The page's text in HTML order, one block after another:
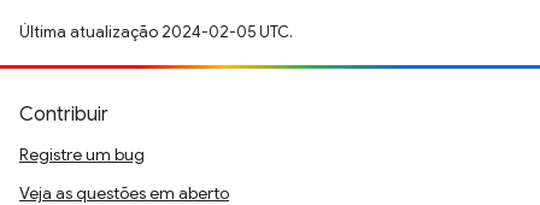
Última atualização 2024-02-05 UTC.
Contribuir
Registre um bug
Veja as questões em aberto